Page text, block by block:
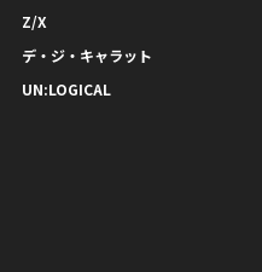
Z/X
デ・ジ・キャラット
UN:LOGICAL